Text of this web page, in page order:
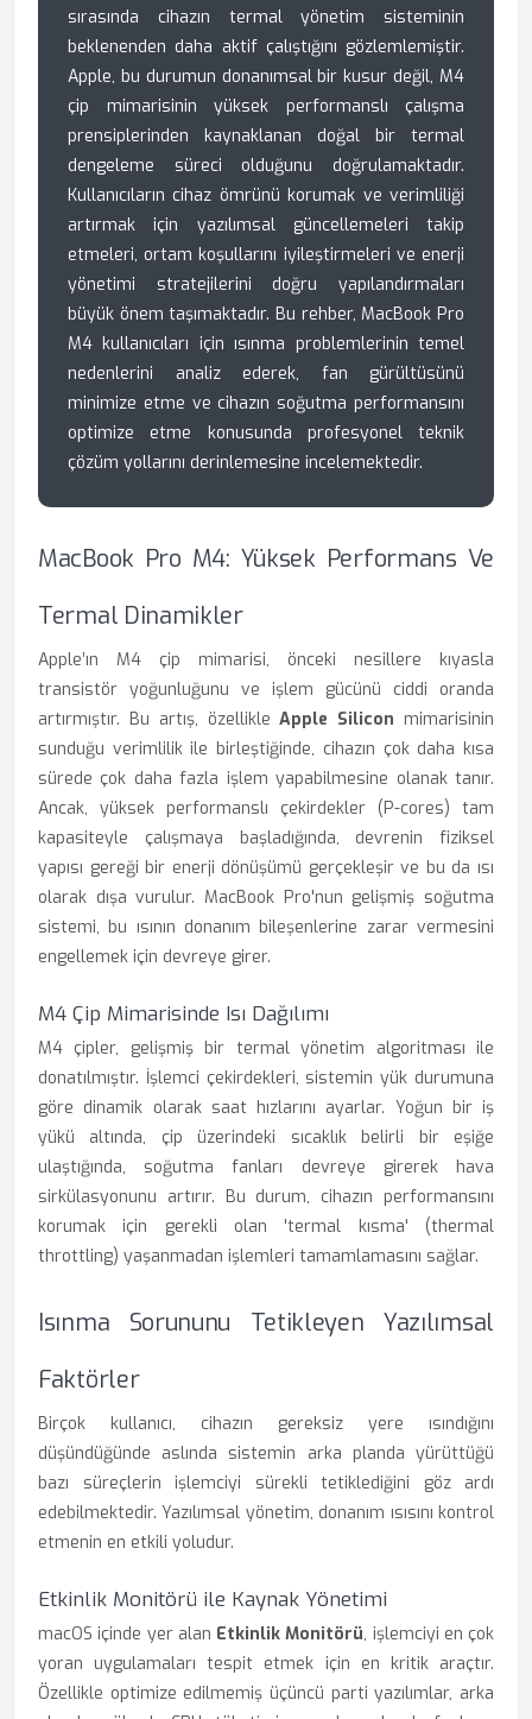
sırasında cihazın termal yönetim sisteminin
beklenenden daha aktif çalıştığını gözlemlemiştir.
Apple, bu durumun donanımsal bir kusur değil, M4
çip mimarisinin yüksek performanslı çalışma
prensiplerinden kaynaklanan doğal bir termal
dengeleme süreci olduğunu doğrulamaktadır.
Kullanıcıların cihaz ömrünü korumak ve verimliliği
artırmak için yazılımsal güncellemeleri takip
etmeleri, ortam koşullarını iyileştirmeleri ve enerji
yönetimi stratejilerini doğru yapılandırmaları
büyük önem taşımaktadır. Bu rehber, MacBook Pro
M4 kullanıcıları için ısınma problemlerinin temel
nedenlerini analiz ederek, fan gürültüsünü
minimize etme ve cihazın soğutma performansını
optimize etme konusunda profesyonel teknik
çözüm yollarını derinlemesine incelemektedir.
MacBook Pro M4: Yüksek Performans Ve
Termal Dinamikler
Apple’ın M4 çip mimarisi, önceki nesillere kıyasla
transistör yoğunluğunu ve işlem gücünü ciddi oranda
artırmıştır. Bu artış, özellikleApple Silicon mimarisinin
sunduğu verimlilik ile birleştiğinde, cihazın çok daha kısa
sürede çok daha fazla işlem yapabilmesine olanak tanır.
Ancak, yüksek performanslı çekirdekler (P-cores) tam
kapasiteyle çalışmaya başladığında, devrenin fiziksel
yapısı gereği bir enerji dönüşümü gerçekleşir ve bu da ısı
olarak dışa vurulur. MacBook Pro'nun gelişmiş soğutma
sistemi, bu ısının donanım bileşenlerine zarar vermesini
engellemek için devreye girer.
M4 Çip Mimarisinde Isı Dağılımı
M4 çipler, gelişmiş bir termal yönetim algoritması ile
donatılmıştır. İşlemci çekirdekleri, sistemin yük durumuna
göre dinamik olarak saat hızlarını ayarlar. Yoğun bir iş
yükü altında, çip üzerindeki sıcaklık belirli bir eşiğe
ulaştığında, soğutma fanları devreye girerek hava
sirkülasyonunu artırır. Bu durum, cihazın performansını
korumak için gerekli olan 'termal kısma' (thermal
throttling) yaşanmadan işlemleri tamamlamasını sağlar.
Isınma Sorununu Tetikleyen Yazılımsal
Faktörler
Birçok kullanıcı, cihazın gereksiz yere ısındığını
düşündüğünde aslında sistemin arka planda yürüttüğü
bazı süreçlerin işlemciyi sürekli tetiklediğini göz ardı
edebilmektedir. Yazılımsal yönetim, donanım ısısını kontrol
etmenin en etkili yoludur.
Etkinlik Monitörü ile Kaynak Yönetimi
macOS içinde yer alan Etkinlik Monitörü, işlemciyi en çok
yoran uygulamaları tespit etmek için en kritik araçtır.
Özellikle optimize edilmemiş üçüncü parti yazılımlar, arka